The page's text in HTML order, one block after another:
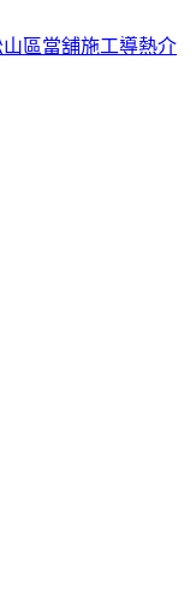
區當舖施工導熱介